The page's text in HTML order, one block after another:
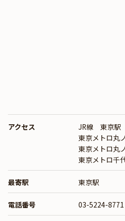
アクセス
JR線 東京駅
東京メトロ
東京メトロ
東京メトロ
最寄駅 東京駅
電話番号 03-5224-8771